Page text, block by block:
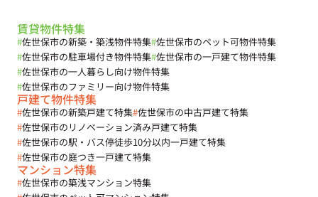
賃貸物件特集
#佐世保市の新築・築浅物件特集#佐世保市のペット可物件特集
#佐世保市の駐車場付き物件特集#佐世保市の一戸建て物件特集
#佐世保市の一人暮らし向け物件特集
#佐世保市のファミリー向け物件特集
戸建て物件特集
#佐世保市の新築戸建て特集#佐世保市の中古戸建て特集
#佐世保市のリノベーション済み戸建て特集
#佐世保市の駅・バス停徒歩10分以内一戸建て特集
#佐世保市の庭つき一戸建て特集
マンション特集
#佐世保市の築浅マンション特集